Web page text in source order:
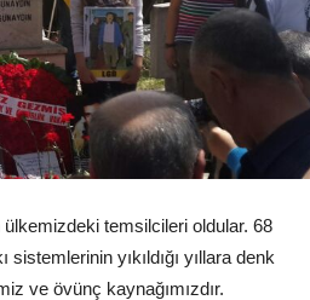
ülkemizdeki temsilcileri oldular. 68
yıkıldığı yıllara denk
ve övünç kaynağımızdır.